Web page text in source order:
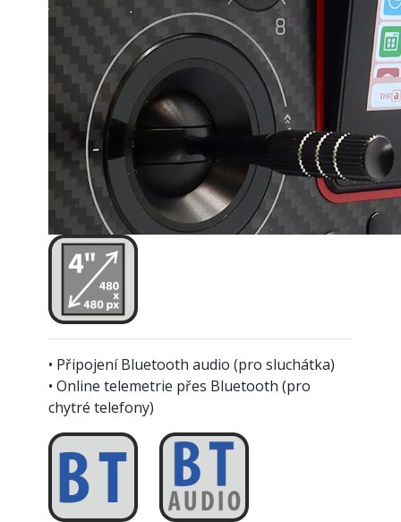
• Připojení Bluetooth audio (pro sluchátka)
• Online telemetrie přes Bluetooth (pro
chytré telefony)